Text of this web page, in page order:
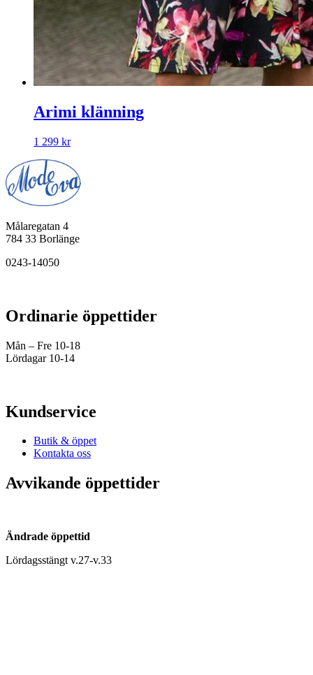
Arimi klänning
1 299 kr
Målaregatan 4
784 33 Borlänge
0243-14050
Ordinarie öppettider
Mån – Fre 10-18
Lördagar 10-14
Kundservice
Butik & öppet
Kontakta oss
Avvikande öppettider
Ändrade öppettid
Lördagsstängt v.27-v.33